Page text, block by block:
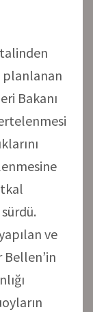
planlanan
Bakanı
ve
Bellen’in